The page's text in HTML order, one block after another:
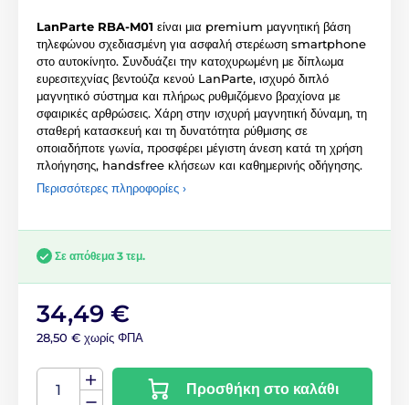
LanParte RBA-M01 είναι μια premium μαγνητική βάση
τηλεφώνου σχεδιασμένη για ασφαλή στερέωση smartphone
στο αυτοκίνητο. Συνδυάζει την κατοχυρωμένη με δίπλωμα
ευρεσιτεχνίας βεντούζα κενού LanParte, ισχυρό διπλό
μαγνητικό σύστημα και πλήρως ρυθμιζόμενο βραχίονα με
σφαιρικές αρθρώσεις. Χάρη στην ισχυρή μαγνητική δύναμη, τη
σταθερή κατασκευή και τη δυνατότητα ρύθμισης σε
οποιαδήποτε γωνία, προσφέρει μέγιστη άνεση κατά τη χρήση
πλοήγησης, handsfree κλήσεων και καθημερινής οδήγησης.
Περισσότερες πληροφορίες ›
Σε απόθεμα 3 τεμ.
34,49 €
28,50 € χωρίς ΦΠΑ
Προσθήκη στο καλάθι